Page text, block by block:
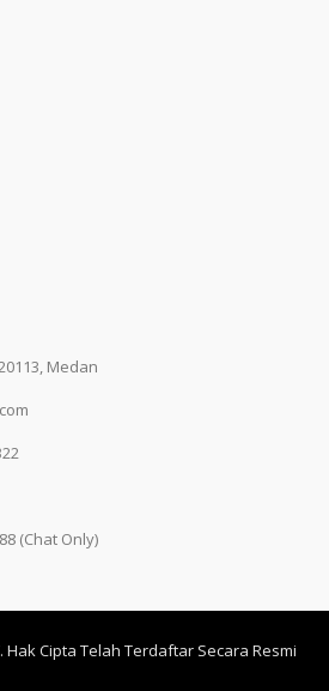
Medan
(Chat Only)
Hak Cipta Telah Terdaftar Secara Resmi